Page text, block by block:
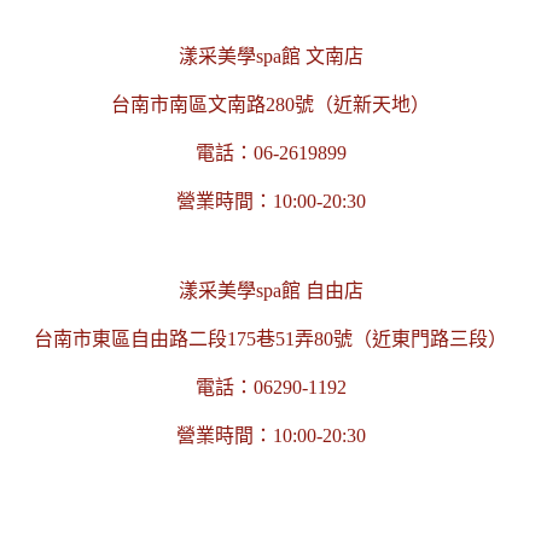
漾采美學spa館 文南店
台南市南區文南路280號（近新天地）
電話：06-2619899
營業時間：10:00-20:30
漾采美學spa館 自由店
台南市東區自由路二段175巷51弄80號（近東門路三段）
電話：06290-1192
營業時間：10:00-20:30